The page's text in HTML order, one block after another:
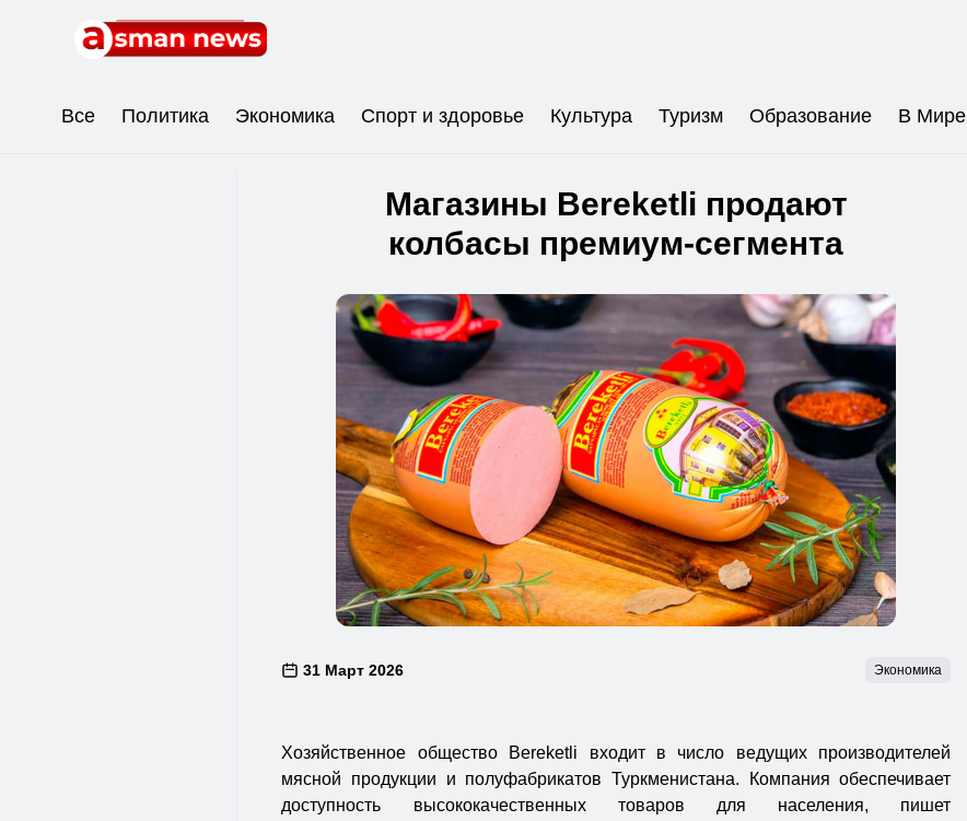
Все Политика Экономика Спорт и здоровье Культура Туризм Образование В Мире
Магазины Bereketli продают
колбасы премиум-сегмента
31 Март 2026 Экономика
Хозяйственное общество Bereketli входит в число ведущих производителей
мясной продукции и полуфабрикатов Туркменистана. Компания обеспечивает
доступность высококачественных товаров для населения, пишет